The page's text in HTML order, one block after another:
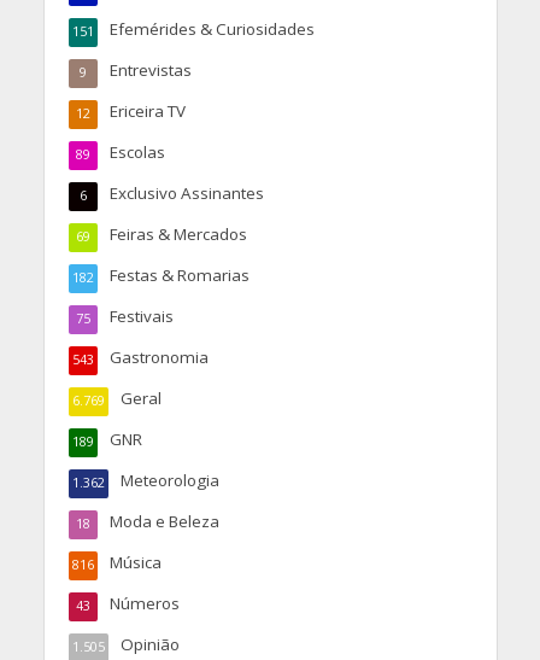
Efemérides & Curiosidades
151
Entrevistas
9
Ericeira TV
12
Escolas
89
Exclusivo Assinantes
6
Feiras & Mercados
69
Festas & Romarias
182
Festivais
75
Gastronomia
543
Geral
6.769
GNR
189
Meteorologia
1.362
Moda e Beleza
18
Música
816
Números
43
Opinião
1.505